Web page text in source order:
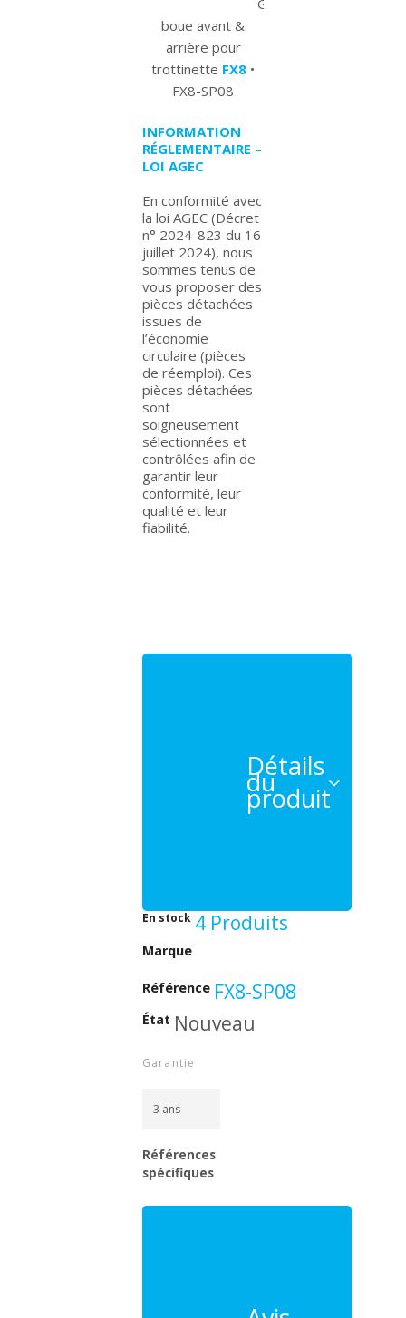
boue avant &
arrière pour
trottinette FX8 •
FX8-SP08
INFORMATION
RÉGLEMENTAIRE –
LOI AGEC
En conformité avec
la loi AGEC (Décret
n° 2024-823 du 16
juillet 2024), nous
sommes tenus de
vous proposer des
pièces détachées
issues de
l’économie
circulaire (pièces
de réemploi). Ces
pièces détachées
sont
soigneusement
sélectionnées et
contrôlées afin de
garantir leur
conformité, leur
qualité et leur
fiabilité.
Détails
du
produit
En stock 4 Produits
Marque
Référence FX8-SP08
État Nouveau
Garantie
3 ans
Références
spécifiques